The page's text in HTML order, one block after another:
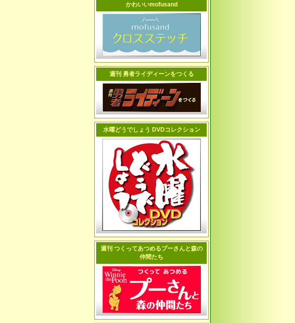
かわいいmofusand
週刊 勇者ライディーンをつくる
水曜どうでしょう DVDコレクション
週刊 つくってあつめるプーさんと森の
仲間たち